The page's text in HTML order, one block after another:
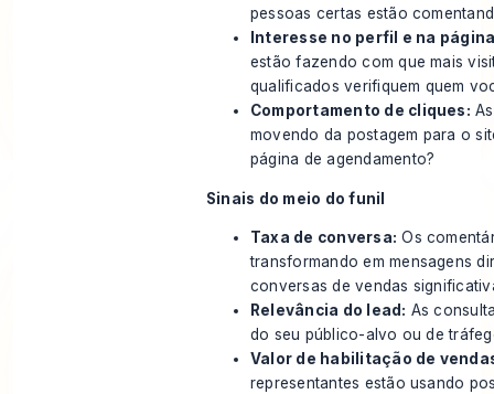
pessoas certas estão
Interesse no perfil e na
estão fazendo com que mais
qualificados verifiquem quem
Comportamento de cliques:
movendo da postagem para o
página de agendamento?
Sinais do meio do funil
Taxa de conversa: Os
transformando em mensagens
conversas de vendas
Relevância do lead: As
do seu público-alvo ou de
Valor de habilitação de
representantes estão usando